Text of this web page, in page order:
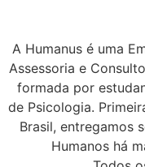
A Humanus é uma
Assessoria e
formada por
de Psicologia.
Brasil, entregamos
Humanos há